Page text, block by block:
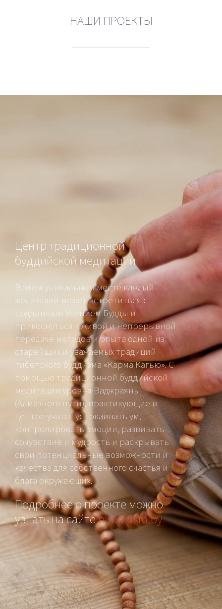
НАШИ ПРОЕКТЫ
Центр традиционной
буддийской медитации
В этом уникальном месте каждый
желающий может встретиться с
подлинным Учением Будды и
прикоснуться к живой и непрерывной
передаче методов и опыта одной из
старейших и уважаемых традиций
тибетского буддизма «Карма Кагью». С
помощью традиционной буддийской
медитации уровня Ваджраяны
(Алмазного пути), практикующие в
центре учатся успокаивать ум,
контролировать эмоции, развивать
сочувствие и мудрость и раскрывать
свои потенциальные возможности и
качества для собственного счастья и
блага окружающих.
Подробнее о проекте можно
узнать на сайтеbuddhism.by